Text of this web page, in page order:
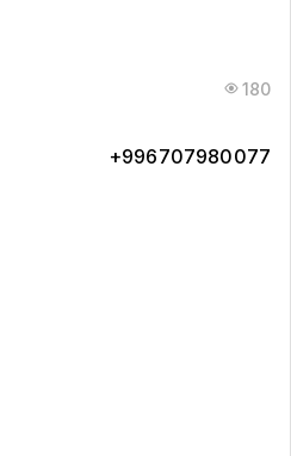
180
+996707980077